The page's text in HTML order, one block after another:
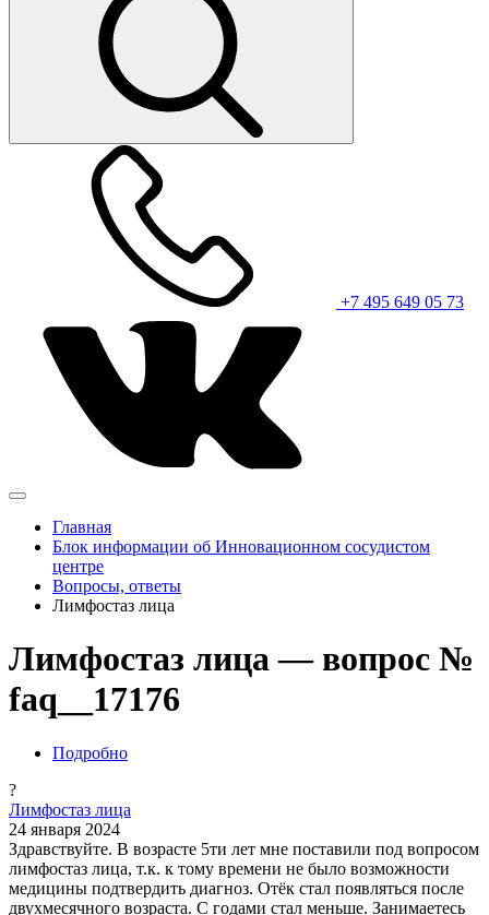
+7 495 649 05 73
Главная
Блок информации об Инновационном сосудистом
центре
Вопросы, ответы
Лимфостаз лица
Лимфостаз лица — вопрос №
faq__17176
Подробно
?
Лимфостаз лица
24 января 2024
Здравствуйте. В возрасте 5ти лет мне поставили под вопросом
лимфостаз лица, т.к. к тому времени не было возможности
медицины подтвердить диагноз. Отёк стал появляться после
двухмесячного возраста. С годами стал меньше. Занимаетесь